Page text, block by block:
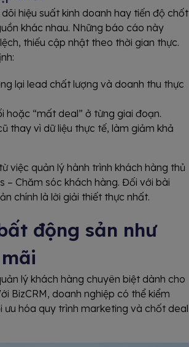
hiệu suất kinh doanh hay tiến độ chốt
khác nhau. Những báo cáo này
thiếu cập nhật theo thời gian thực.
lại lead chất lượng và doanh thu thực
hoặc “mất deal” ở từng giai đoạn.
thay vì dữ liệu thực tế, làm giảm khả
việc quản lý hành trình khách hàng thủ
– Chăm sóc khách hàng. Đối với bài
chính là lời giải thiết thực nhất.
động sản như
lý khách hàng chuyên biệt dành cho
BizCRM, doanh nghiệp có thể kiểm
hóa quy trình marketing và chốt deal